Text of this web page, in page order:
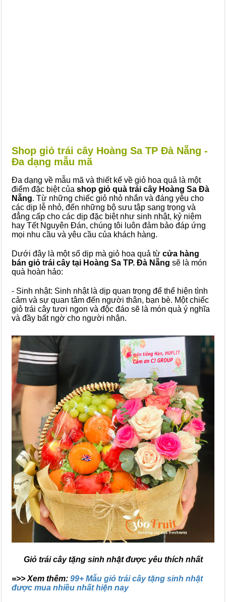
Shop giỏ trái cây Hoàng Sa TP Đà Nẵng -
Đa dạng mẫu mã
Đa dạng về mẫu mã và thiết kế về giỏ hoa quả là một
điểm đặc biệt của shop giỏ quà trái cây Hoàng Sa Đà
Nẵng. Từ những chiếc giỏ nhỏ nhắn và đáng yêu cho
các dịp lễ nhỏ, đến những bộ sưu tập sang trọng và
đẳng cấp cho các dịp đặc biệt như sinh nhật, kỷ niệm
hay Tết Nguyên Đán, chúng tôi luôn đảm bảo đáp ứng
mọi nhu cầu và yêu cầu của khách hàng.
Dưới đây là một số dịp mà giỏ hoa quả từ cửa hàng
bán giỏ trái cây tại Hoàng Sa TP. Đà Nẵng sẽ là món
quà hoàn hảo:
- Sinh nhật: Sinh nhật là dịp quan trọng để thể hiện tình
cảm và sự quan tâm đến người thân, bạn bè. Một chiếc
giỏ trái cây tươi ngon và độc đáo sẽ là món quà ý nghĩa
và đầy bất ngờ cho người nhận.
Giỏ trái cây tặng sinh nhật được yêu thích nhất
=>> Xem thêm: 99+ Mẫu giỏ trái cây tặng sinh nhật
được mua nhiều nhất hiện nay